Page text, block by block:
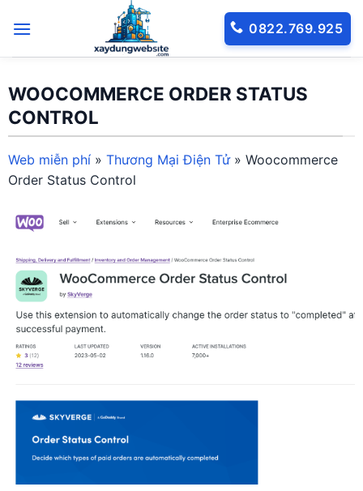
qua
0822.769.925
WOOCOMMERCE ORDER STATUS
CONTROL
Web miễn phí » Thương Mại Điện Tử» Woocommerce
Order Status Control